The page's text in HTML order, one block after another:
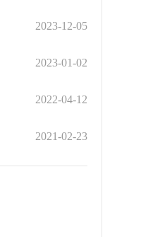
2023-12-05
2023-01-02
2022-04-12
2021-02-23